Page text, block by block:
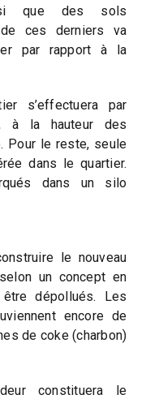
que des sols
ces derniers va
par rapport à la
s’effectuera par
à la hauteur des
Pour le reste, seule
dans le quartier.
dans un silo
le nouveau
un concept en
dépollués. Les
encore de
de coke (charbon)
constituera le